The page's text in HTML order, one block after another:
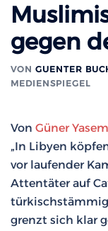
gegen
VON GUENTER
MEDIENSPIEGEL
Von Güner
„In Libyen
vor laufender
Attentäter auf
grenzt sich klar